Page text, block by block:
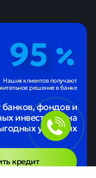
95
Наших клиентов получают
решение в банке
фондов и
инвесторов на
условиях
кредит